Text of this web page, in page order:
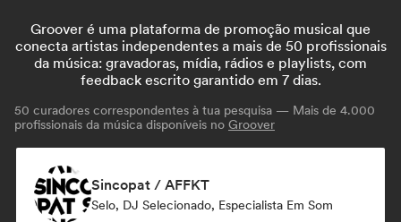
Groover é uma plataforma de promoção musical que
conecta artistas independentes a mais de 50 profissionais
da música: gravadoras, mídia, rádios e playlists, com
feedback escrito garantido em 7 dias.
50 curadores correspondentes à tua pesquisa — Mais de 4.000
profissionais da música disponíveis no Groover
Sincopat / AFFKT
Selo, DJ Selecionado, Especialista Em Som